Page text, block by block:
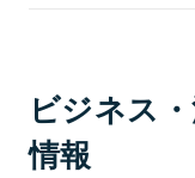
ビジネス
情報